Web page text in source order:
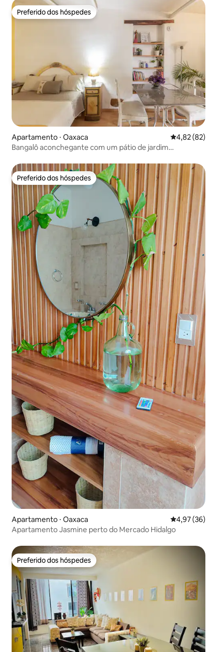
Preferido dos hóspedes
Preferido dos hóspedes
Apartamento ⋅ Oaxaca 4,82 de uma
4,82 (82)
Bangalô aconchegante com um pátio de jardim
Preferido dos hóspedes
Preferido dos hóspedes
Apartamento ⋅ Oaxaca 4,97 de uma
4,97 (36)
Apartamento Jasmine perto do Mercado Hidalgo
Preferido dos hóspedes
Preferido dos hóspedes